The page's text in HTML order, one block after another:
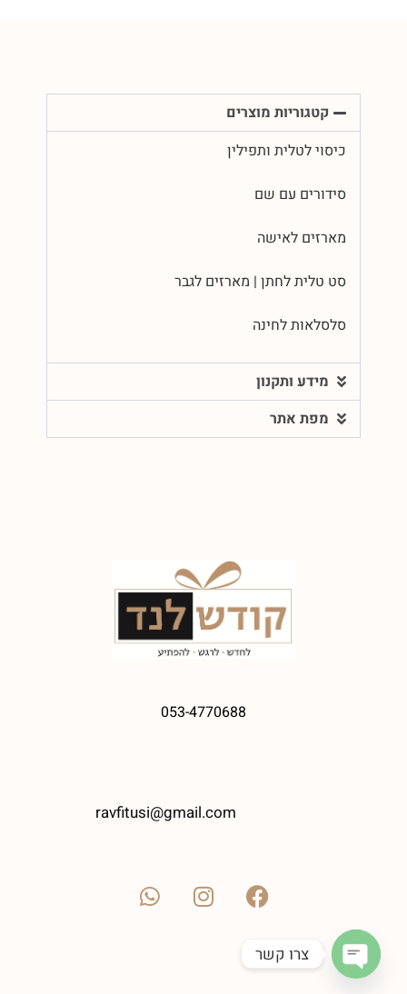
קטגוריות מוצרים
כיסוי לטלית ותפילין
סידורים עם שם
מארזים לאישה
סט טלית לחתן | מארזים לגבר
סלסלאות לחינה
מידע ותקנון
מפת אתר
053-4770688
צרו קשר